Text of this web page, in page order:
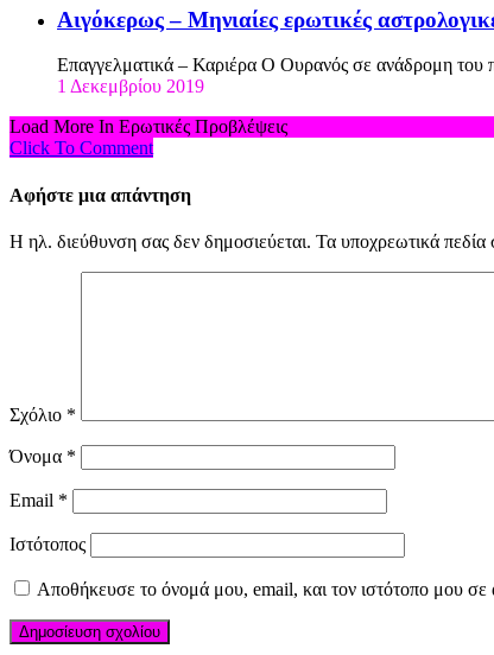
Αιγόκερως – Μηνιαίες ερωτικές
Επαγγελματικά – Καριέρα Ο Ουρανός σε ανάδρομη του
1 Δεκεμβρίου 2019
Load More In Ερωτικές Προβλέψεις
Click To Comment
Αφήστε μια απάντηση
Η ηλ. διεύθυνση σας δεν δημοσιεύεται. Τα υποχρεωτικά πεδία
Σχόλιο *
Όνομα *
Email *
Ιστότοπος
Αποθήκευσε το όνομά μου, email, και τον ιστότοπο μου